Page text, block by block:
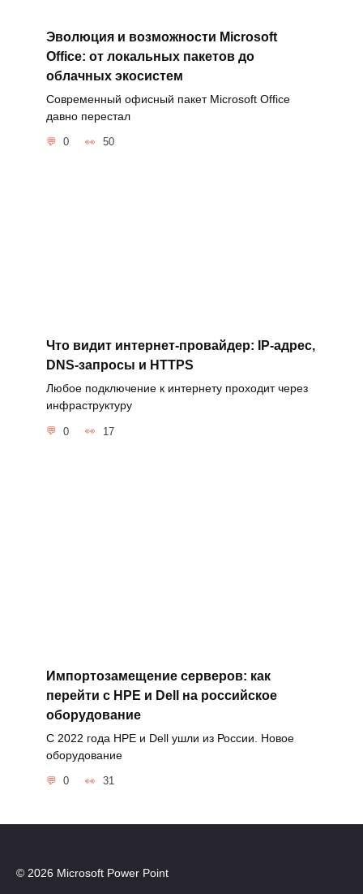
Эволюция и возможности Microsoft
Office: от локальных пакетов до
облачных экосистем
Современный офисный пакет Microsoft Office
давно перестал
0 50
Что видит интернет-провайдер: IP-адрес,
DNS-запросы и HTTPS
Любое подключение к интернету проходит через
инфраструктуру
0 17
Импортозамещение серверов: как
перейти с HPE и Dell на российское
оборудование
С 2022 года HPE и Dell ушли из России. Новое
оборудование
0 31
© 2026 Microsoft Power Point